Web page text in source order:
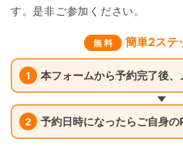
す。是非ご参加ください。
無 料 簡単2ステ
1 本フォームから予約完了後
2 予約日時になったらご自身